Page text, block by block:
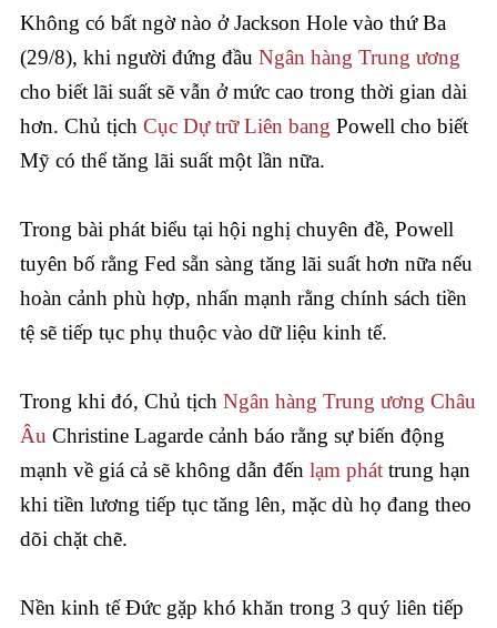
Không có bất ngờ nào ở Jackson Hole vào thứ Ba
(29/8), khi người đứng đầu Ngân hàng Trung ương
cho biết lãi suất sẽ vẫn ở mức cao trong thời gian dài
hơn. Chủ tịch Cục Dự trữ Liên bang Powell cho biết
Mỹ có thể tăng lãi suất một lần nữa.
Trong bài phát biểu tại hội nghị chuyên đề, Powell
tuyên bố rằng Fed sẵn sàng tăng lãi suất hơn nữa nếu
hoàn cảnh phù hợp, nhấn mạnh rằng chính sách tiền
tệ sẽ tiếp tục phụ thuộc vào dữ liệu kinh tế.
Trong khi đó, Chủ tịch Ngân hàng Trung ương Châu
Âu Christine Lagarde cảnh báo rằng sự biến động
mạnh về giá cả sẽ không dẫn đến lạm pháttrung hạn
khi tiền lương tiếp tục tăng lên, mặc dù họ đang theo
dõi chặt chẽ.
Nền kinh tế Đức gặp khó khăn trong 3 quý liên tiếp